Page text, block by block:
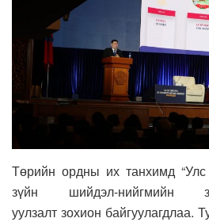
Төрийн ордны их танхимд
зүйн шийдэл-нийгмийн
уулзалт зохион байгуулагдлаа.